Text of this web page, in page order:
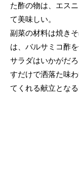
た酢の物は、エス
て美味しい。
副菜の材料は焼き
は、バルサミコ酢
サラダはいかがだ
すだけで洒落た味
てくれる献立となる